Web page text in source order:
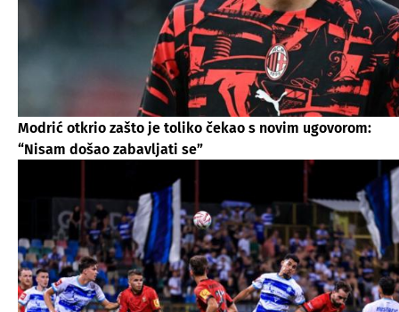
Modrić otkrio zašto je toliko čekao s novim ugovorom:
“Nisam došao zabavljati se”